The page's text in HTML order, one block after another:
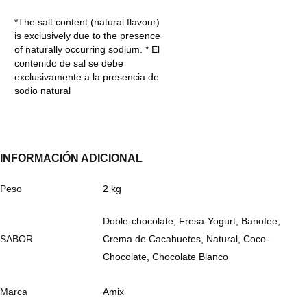
*The salt content (natural flavour)
is exclusively due to the presence
of naturally occurring sodium. * El
contenido de sal se debe
exclusivamente a la presencia de
sodio natural
INFORMACIÓN ADICIONAL
Peso 2 kg
SABOR
Doble-chocolate, Fresa-Yogurt, Banofee,
Crema de Cacahuetes, Natural, Coco-
Chocolate, Chocolate Blanco
Marca Amix